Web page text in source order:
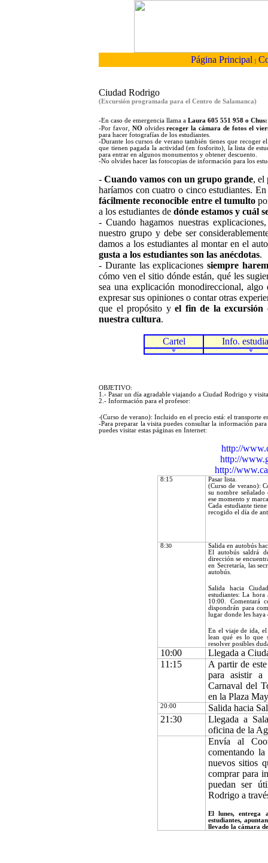
Página Principal |
Ciudad Rodrigo
(Excursión programada para el Centro de Salamanca)
-En caso de emergencia llama a Laura 605 551 958 o
-Por favor, NO olvidesrecoger la cámara de fotos el
para hacer fotografías de los estudiantes.
-Durante los cursos de verano también tienes que recoger
que tienen pagada la actividad (en fosforito), la lista de
para entrar en algunos monumentos y obtener descuento.
-No olvides hacer las fotocopias de información para los
-Cuando vamos con un grupo grande, el
haríamos con cuatro o cinco estudiantes.
fácilmente reconocible entre el tumulto
a los estudiantes de dónde estamos y cuál
- Cuando hagamos nuestras
nuestro grupo y debe ser
damos a los estudiantes al montar en el
gusta a los estudiantes son las anécdotas.
- Durante las explicaciones siempre
cómo ven el sitio dónde están, qué les
sea una explicación monodireccional,
expresar sus opiniones o contar otras
que el propósito yel fin de la excursión
nuestra cultura.
Cartel Info.
OBJETIVO:
1.- Pasar un día agradable viajando a Ciudad Rodrigo y
2.- Información para el profesor:
-(Curso de verano): Incluido en el precio está: el transporte
-Para preparar la visita puedes consultar la información
puedes visitar estas páginas en Internet:
http://
http://
http://
8:15
Pasar lista.
(Curso de verano):
su nombre
ese momento y
Cada estudiante
recogido el día de
8:30
Salida en autobús
El autobús saldrá
dirección se
en Secretaría, las
autobús.
Salida hacia
estudiantes: La
10:00.
dispondrán para
lugar donde les haya
En el viaje de ida, el
lean qué es lo que
resolver posibles
10:00
Llegada a
1 1:15
A partir de
para asistir a
Carnaval del
en la Plaza
20:00
Salida hacia
21:30
Llegada a
oficina de la
Envía al
comentando
nuevos sitios
comprar para
puedan ser
Rodrigo a
El lunes, entrega
estudiantes,
llevado la cámara